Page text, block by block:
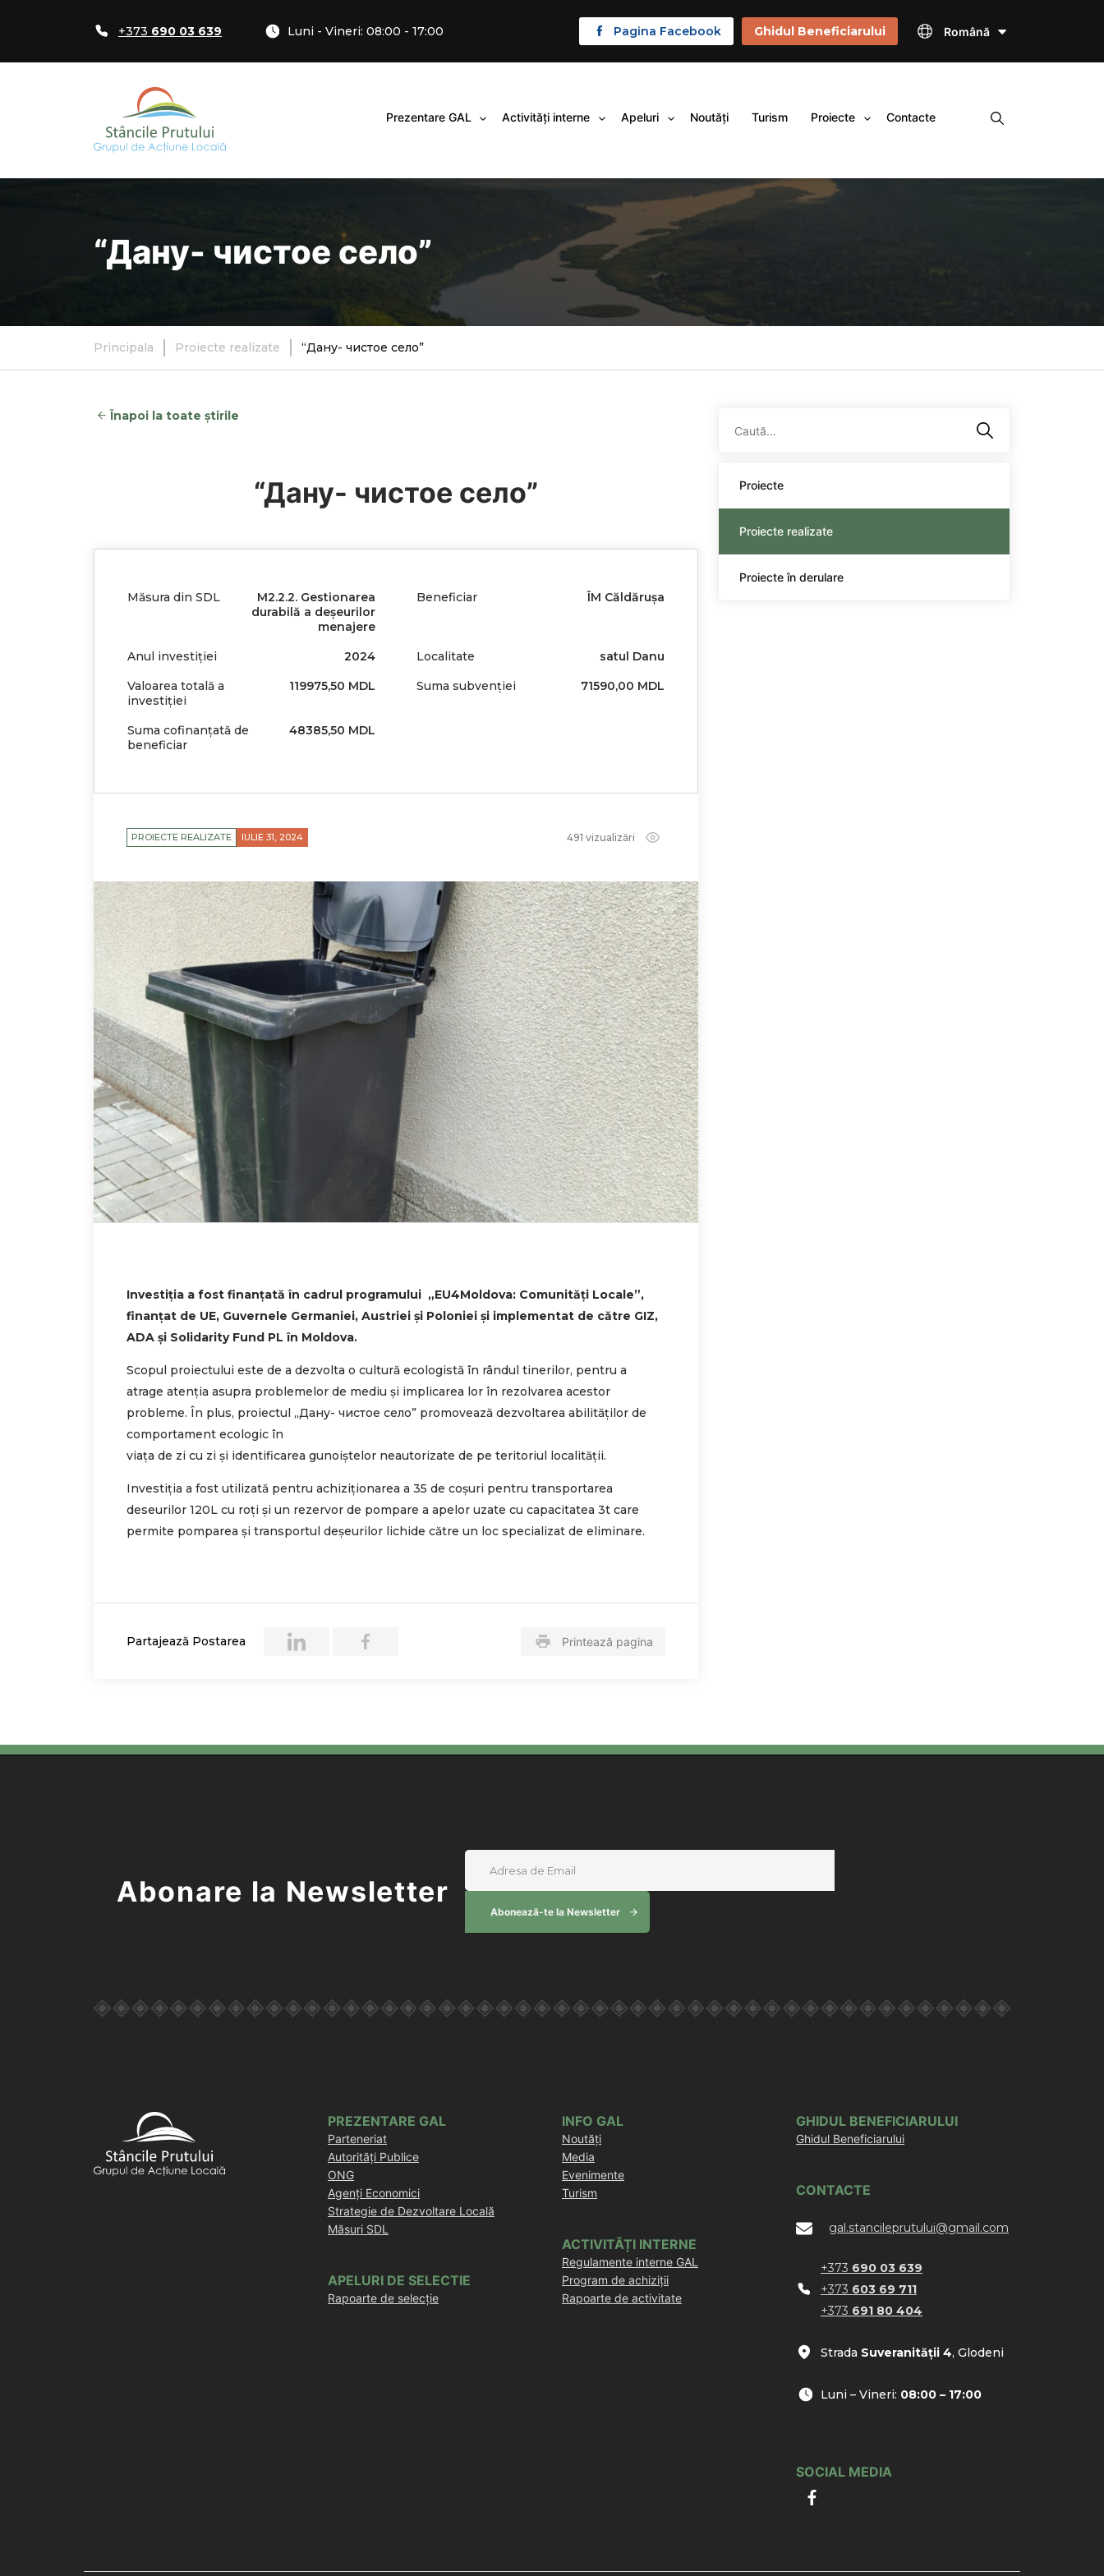
×
+373 690 03 639 Luni - Vineri: 08:00 - 17:00 Pagina Facebook Ghidul Beneficiarului Română
Prezentare GAL
Deschide
Activități interne
Deschide
Apeluri
Deschide
Noutăți Turism Proiecte Contacte
“Дану- чистое село”
Principala Proiecte realizate “Дану- чистое село”
Înapoi la toate știrile
“Дану- чистое село”
Măsura din SDL
M2.2.2. Gestionarea
durabilă a deșeurilor
menajere
Beneficiar ÎM Căldărușa
Anul investiției 2024 Localitate
satul Danu
Valoarea totală a
investiției
119975,50 MDL Suma subvenției 71590,00 MDL
Suma cofinanțată de
beneficiar
48385,50 MDL
PROIECTE REALIZATE IULIE 31, 2024 491 vizualizări
Investiția a fost finanţată în cadrul programului „EU4Moldova: Comunități Locale”,
finanțat de UE, Guvernele Germaniei, Austriei și Poloniei și implementat de către GIZ,
ADA și Solidarity Fund PL în Moldova.
Scopul proiectului este de a dezvolta o cultură ecologistă în rândul tinerilor, pentru a
atrage atenția asupra problemelor de mediu și implicarea lor în rezolvarea acestor
probleme. În plus, proiectul „Дану- чистое село” promovează dezvoltarea abilităților de
comportament ecologic în
viața de zi cu zi și identificarea gunoiștelor neautorizate de pe teritoriul localității.
Investiția a fost utilizată pentru achiziționarea a 35 de coșuri pentru transportarea
deseurilor 120L cu roți și un rezervor de pompare a apelor uzate cu capacitatea 3t care
permite pomparea și transportul deșeurilor lichide către un loc specializat de eliminare.
Partajează Postarea Printează pagina
Proiecte
Proiecte realizate
Proiecte în derulare
Abonare la Newsletter
Abonează-te la Newsletter
PREZENTARE GAL
Parteneriat
Autorități Publice
ONG
Agenți Economici
Strategie de Dezvoltare Locală
Măsuri SDL
APELURI DE SELECTIE
Rapoarte de selecție
INFO GAL
Noutăți
Media
Evenimente
Turism
ACTIVITĂȚI INTERNE
Regulamente interne GAL
Program de achiziții
Rapoarte de activitate
GHIDUL BENEFICIARULUI
Ghidul Beneficiarului
CONTACTE
gal.stancileprutului@gmail.com
+373 690 03 639
+373 603 69 711
+373 691 80 404
Strada Suveranității 4, Glodeni
Luni – Vineri: 08:00 – 17:00
SOCIAL MEDIA